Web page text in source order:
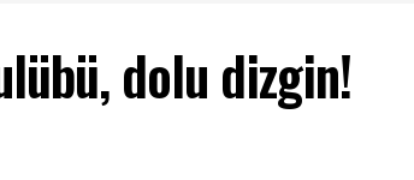
dolu dizgin!